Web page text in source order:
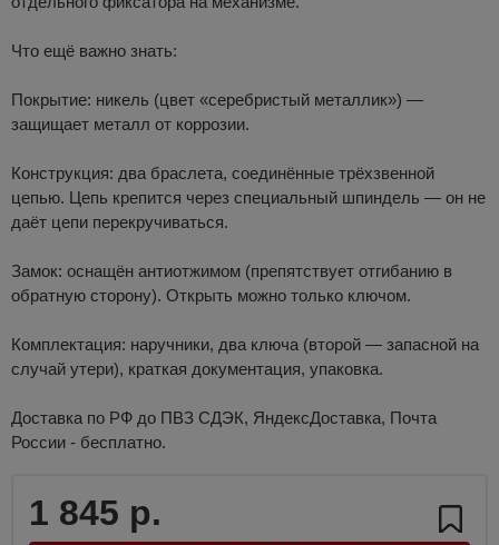
Что ещё важно знать:
Покрытие: никель (цвет «серебристый металлик») —
защищает металл от коррозии.
Конструкция: два браслета, соединённые трёхзвенной
цепью. Цепь крепится через специальный шпиндель — он не
даёт цепи перекручиваться.
Замок: оснащён антиотжимом (препятствует отгибанию в
обратную сторону). Открыть можно только ключом.
Комплектация: наручники, два ключа (второй — запасной на
случай утери), краткая документация, упаковка.
Доставка по РФ до ПВЗ СДЭК, ЯндексДоставка, Почта
России - бесплатно.
1 845 р.